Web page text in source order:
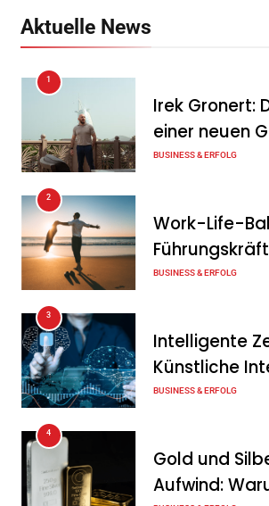
mit Synergie
sich der Verkauf
spezialisierten
lohnt
Aktuelle News
1
Irek Gronert:
einer neuen
von
BUSINESS & ERFOLG
2
Work-Life-
oder echte
BUSINESS & ERFOLG
3
Intelligente
Künstliche
BUSINESS & ERFOLG
4
Gold und
Aufwind: